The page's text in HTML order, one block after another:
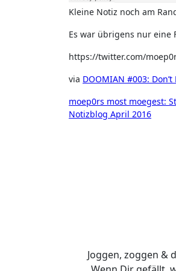
Kleine Notiz noch am
Es war übrigens nur eine
https://twitter.com/
via DOOMIAN #003:
moep0rs most moegest:
Notizblog April 2016
Joggen, zoggen &